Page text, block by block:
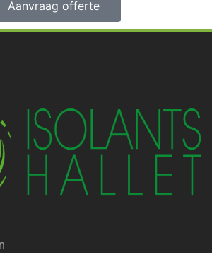
Aanvraag offerte